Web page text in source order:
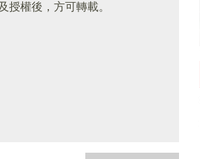
授權後，方可轉載。